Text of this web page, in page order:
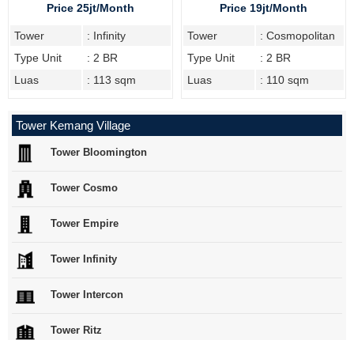
Price 25jt/Month
Tower
: Infinity
Type Unit
: 2 BR
Luas
: 113 sqm
Price 19jt/Month
Tower
: Cosmopolitan
Type Unit
: 2 BR
Luas
: 110 sqm
Tower Kemang Village
Tower Bloomington
Tower Cosmo
Tower Empire
Tower Infinity
Tower Intercon
Tower Ritz